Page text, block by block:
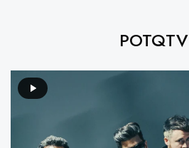
POTQTV